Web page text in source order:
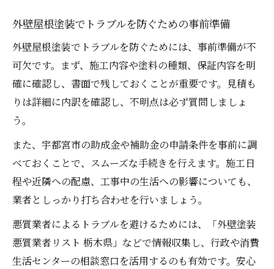
外壁屋根塗装でトラブルを防ぐための事前準備
外壁屋根塗装でトラブルを防ぐためには、事前準備が不
可欠です。まず、施工内容や塗料の種類、保証内容を明
確に確認し、書面で残しておくことが重要です。見積も
りは詳細に内訳を確認し、不明点は必ず質問しましょ
う。
また、宇都宮市の助成金や補助金の申請条件を事前に調
べておくことで、スムーズな手続きを行えます。施工日
程や近隣への配慮、工事中の生活への影響についても、
業者としっかり打ち合わせを行いましょう。
悪質業者によるトラブルを避けるためには、「外壁塗装
悪質業者リスト 栃木県」などで情報収集し、行政や消費
生活センターの相談窓口を活用するのも有効です。安心